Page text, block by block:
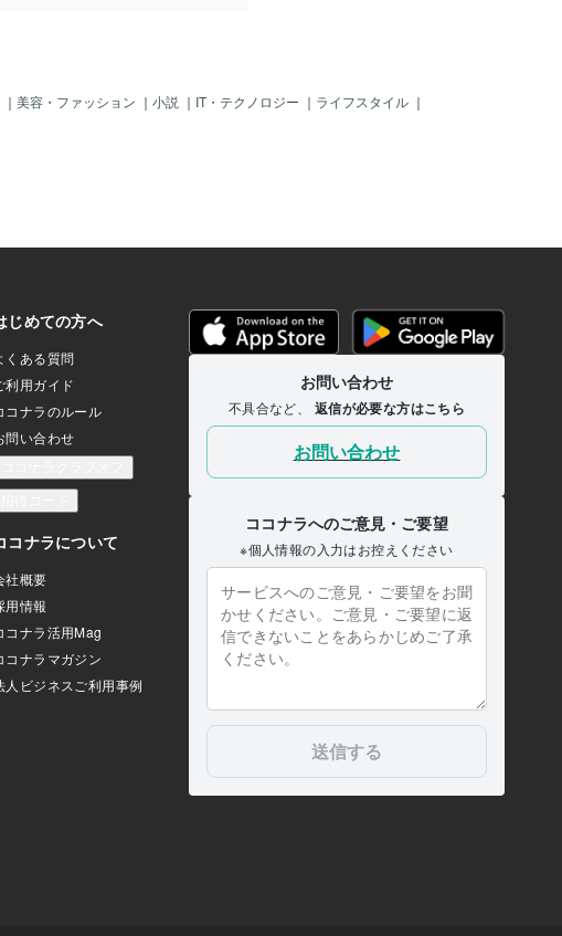
｜ 美容・ファッション ｜ 小説 ｜ IT・テクノロジー ｜ ライフスタイル ｜